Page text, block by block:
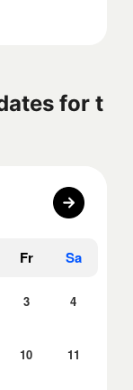
for t
Fr Sa
3 4
10 11